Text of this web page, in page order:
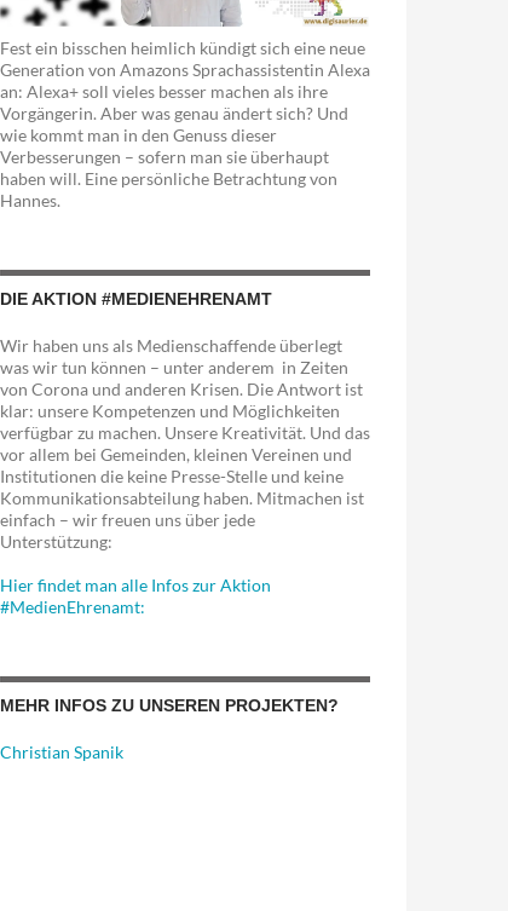
Fest ein bisschen heimlich kündigt sich eine neue
Generation von Amazons Sprachassistentin Alexa
an: Alexa+ soll vieles besser machen als ihre
Vorgängerin. Aber was genau ändert sich? Und
wie kommt man in den Genuss dieser
Verbesserungen – sofern man sie überhaupt
haben will. Eine persönliche Betrachtung von
Hannes.
DIE AKTION #MEDIENEHRENAMT
Wir haben uns als Medienschaffende überlegt
was wir tun können – unter anderem in Zeiten
von Corona und anderen Krisen. Die Antwort ist
klar: unsere Kompetenzen und Möglichkeiten
verfügbar zu machen. Unsere Kreativität. Und das
vor allem bei Gemeinden, kleinen Vereinen und
Institutionen die keine Presse-Stelle und keine
Kommunikationsabteilung haben. Mitmachen ist
einfach – wir freuen uns über jede
Unterstützung:
Hier findet man alle Infos zur Aktion
#MedienEhrenamt:
MEHR INFOS ZU UNSEREN PROJEKTEN?
Christian Spanik